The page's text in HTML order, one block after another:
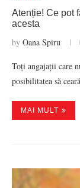
Atenție! Ce pot
acesta
by Oana Spiru
Toți angajații care
posibilitatea să
MAI MULT